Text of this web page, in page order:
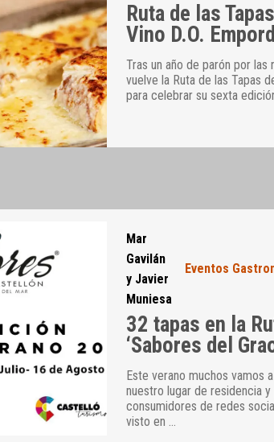
Ruta de las
Vino D.O.
Tras un año de parón por
vuelve la Ruta de las Tapas
para celebrar su sexta
Mar
Gavilán
y Javier
Muniesa
Eventos
32 tapas en la
‘Sabores del
Este verano muchos vamos
nuestro lugar de residencia
consumidores de redes
visto en